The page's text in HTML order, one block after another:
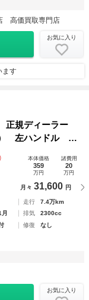
高価買取専門店
お気に入り
ます
規ディーラー
） 左ハンドル オ
ートエアコン／
本体価格
359
万円
諸費用
20
万円
月々 31,600 円
走行
7.4万km
排気
2300cc
修復
なし
お気に入り